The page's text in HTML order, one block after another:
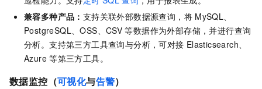
兼容多种产品： 支持关联外部数据源查询，将 MySQL、
PostgreSQL、OSS、CSV 等数据作为外部存储，并进行查询
分析。支持第三方工具查询与分析，可对接 Elasticsearch、
Azure 等第三方工具。
数据监控（可视化与告警）